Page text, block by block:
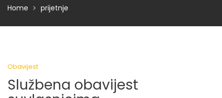
Home prijetnje
Obavijest
Službena obavijest